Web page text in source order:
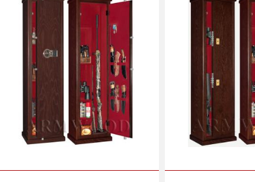
Гарантия:
Производитель: